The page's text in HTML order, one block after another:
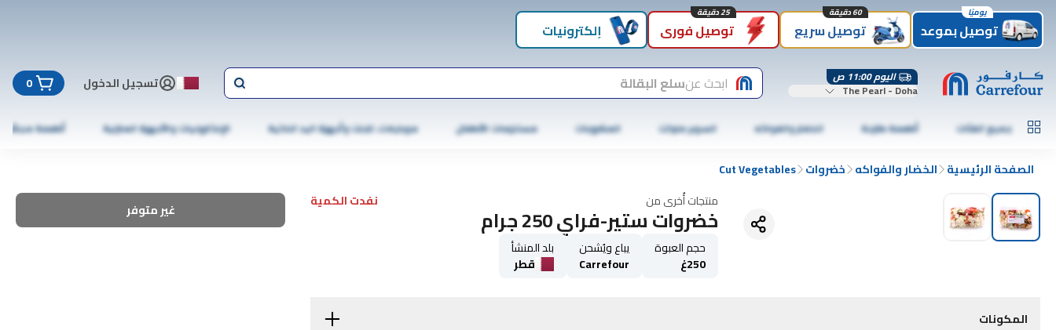
توصيل بموعد
يوميًا
توصيل سريع
60 دقيقة
توصيل فوري
25 دقيقة
إلكترونيات
اليوم 11:00 ص
The Pearl - Doha ابحث عنسلع البقالة تسجيل الدخول 0
جميع الفئات أطعمة طازجة الخضار والفواكه السوبر ماركت المشروبات مستلزمات الأطفال موبايلات، تابلت وأجهزة اليد الذكية الإلكترونيات والأجهزة المنزلية أطعمة مجمّدة
الصفحة الرئيسية الخضار والفواكه خضروات Cut Vegetables
منتجات أُخرى من
نفدت الكمية
خضروات ستير-فراي 250 جرام
حجم العبوة
250غ
يباع ويُشحن
Carrefour
بلد المنشأ
قطر
غير متوفر
المكونات